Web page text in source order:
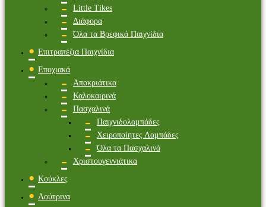
Little Tikes
Διάφορα
Όλα τα Βρεφικά Παιχνίδια
Επιτραπέζια Παιχνίδια
Εποχιακά
Αποκριάτικα
Καλοκαιρινά
Πασχαλινά
Παιχνιδολαμπάδες
Χειροποίητες Λαμπάδες
Όλα τα Πασχαλινά
Χριστουγεννιάτικα
Κούκλες
Λούτρινα